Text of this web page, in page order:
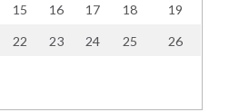
15 16 17 18 19
22 23 24 25 26